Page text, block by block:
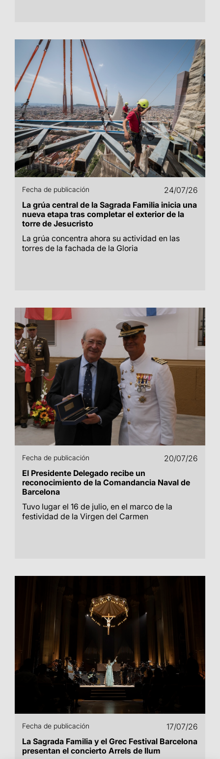
Fecha de publicación
24/07/26
La grúa central de la Sagrada Familia inicia una
nueva etapa tras completar el exterior de la
torre de Jesucristo
La grúa concentra ahora su actividad en las
torres de la fachada de la Gloria
Fecha de publicación
20/07/26
El Presidente Delegado recibe un
reconocimiento de la Comandancia Naval de
Barcelona
Tuvo lugar el 16 de julio, en el marco de la
festividad de la Virgen del Carmen
Fecha de publicación
17/07/26
La Sagrada Familia y el Grec Festival Barcelona
presentan el concierto Arrels de llum